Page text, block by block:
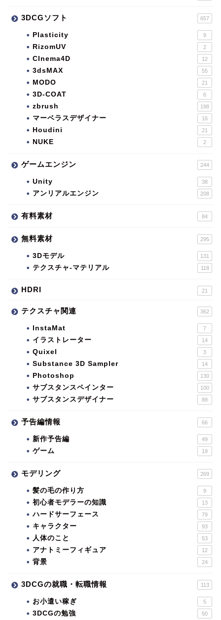
3DCGソフト 657
Plasticity 9
RizomUV 2
CInema4D 12
3dsMAX 55
MODO 21
3D-COAT 6
zbrush 198
マーベラスデザイナー 16
Houdini 21
NUKE 2
ゲームエンジン 244
Unity 38
アンリアルエンジン 208
有料素材 84
無料素材 295
3Dモデル 131
テクスチャ-マテリアル 118
HDRI 21
テクスチャ関連 362
InstaMat 7
イラストレーター 14
Quixel 3
Substance 3D Sampler 14
Photoshop 130
サブスタンスペインター 100
サブスタンスデザイナー 88
予告編情報 66
新作予告編 49
ゲーム 19
モデリング 269
髪の毛の作り方 9
初心者モデラーの知識 13
ハードサーフェース 79
キャラクター 93
人体のこと 53
アナトミーフィギュア 12
背景 24
3DCGの就職・転職情報 113
お小遣い稼ぎ 5
3DCGの勉強 50